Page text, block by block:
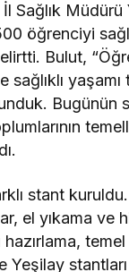
Sağlık Müdürü
öğrenciyi
Bulut,
sağlıklı
Bugünün
stant kuruldu.
el yıkama ve
hazırlama,
Yeşilay